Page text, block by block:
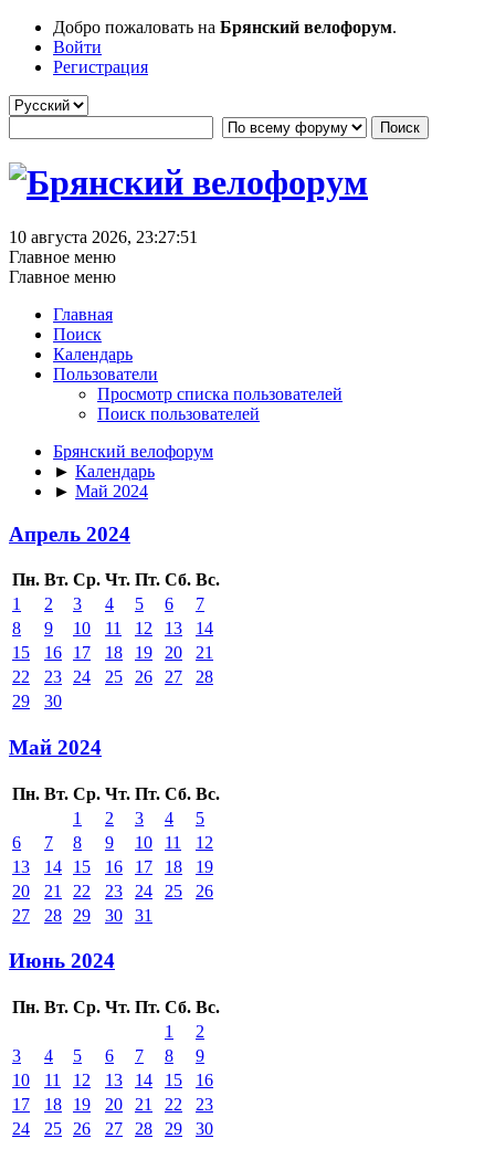
Добро пожаловать на Брянский велофорум.
Войти
Регистрация
10 августа 2026, 23:27:51
Главное меню
Главное меню
Главная
Поиск
Календарь
Пользователи
Просмотр списка пользователей
Поиск пользователей
Брянский велофорум
► Календарь
► Май 2024
Апрель 2024
Пн. Вт. Ср. Чт. Пт. Сб. Вс.
1
2 3 4 5 6
7
8
9 10 11 12 13
14
15
16 17 18 19 20
21
22
23 24 25 26 27
28
29
30
Май 2024
Пн. Вт. Ср. Чт. Пт. Сб. Вс.
1
2 3 4
5
6
7 8 9 10 11
12
13
14 15 16 17 18
19
20
21 22 23 24 25
26
27
28 29 30 31
Июнь 2024
Пн. Вт. Ср. Чт. Пт. Сб. Вс.
1
2
3
4 5 6 7 8
9
10
11 12 13 14 15
16
17
18 19 20 21 22
23
24
25 26 27 28 29 30